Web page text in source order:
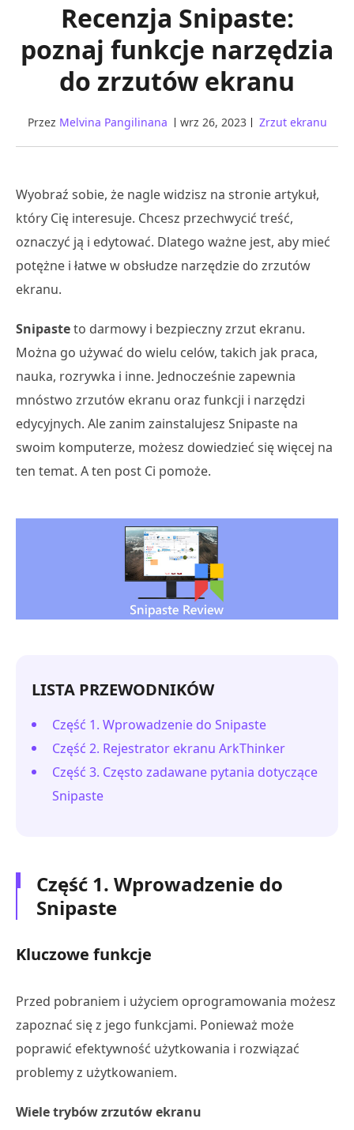
Recenzja Snipaste:
poznaj funkcje narzędzia
do zrzutów ekranu
Przez Melvina Pangilinana wrz 26, 2023 Zrzut ekranu
Wyobraź sobie, że nagle widzisz na stronie artykuł,
który Cię interesuje. Chcesz przechwycić treść,
oznaczyć ją i edytować. Dlatego ważne jest, aby mieć
potężne i łatwe w obsłudze narzędzie do zrzutów
ekranu.
Snipasteto darmowy i bezpieczny zrzut ekranu.
Można go używać do wielu celów, takich jak praca,
nauka, rozrywka i inne. Jednocześnie zapewnia
mnóstwo zrzutów ekranu oraz funkcji i narzędzi
edycyjnych. Ale zanim zainstalujesz Snipaste na
swoim komputerze, możesz dowiedzieć się więcej na
ten temat. A ten post Ci pomoże.
LISTA PRZEWODNIKÓW
Część 1. Wprowadzenie do Snipaste
Część 2. Rejestrator ekranu ArkThinker
Część 3. Często zadawane pytania dotyczące
Snipaste
Część 1. Wprowadzenie do
Snipaste
Kluczowe funkcje
Przed pobraniem i użyciem oprogramowania możesz
zapoznać się z jego funkcjami. Ponieważ może
poprawić efektywność użytkowania i rozwiązać
problemy z użytkowaniem.
Wiele trybów zrzutów ekranu